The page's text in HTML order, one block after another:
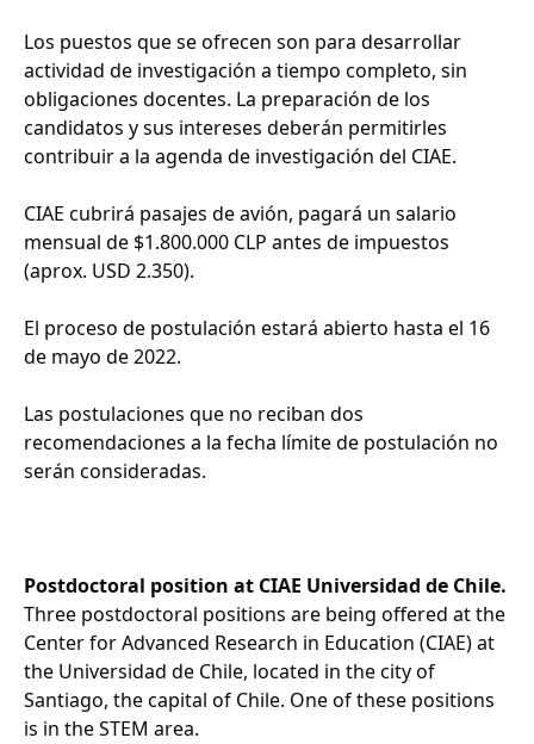
Los puestos que se ofrecen son para desarrollar
actividad de investigación a tiempo completo, sin
obligaciones docentes. La preparación de los
candidatos y sus intereses deberán permitirles
contribuir a la agenda de investigación del CIAE.
CIAE cubrirá pasajes de avión, pagará un salario
mensual de $1.800.000 CLP antes de impuestos
(aprox. USD 2.350).
El proceso de postulación estará abierto hasta el 16
de mayo de 2022.
Las postulaciones que no reciban dos
recomendaciones a la fecha límite de postulación no
serán consideradas.
Postdoctoral position at CIAE Universidad de Chile.
Three postdoctoral positions are being offered at the
Center for Advanced Research in Education (CIAE) at
the Universidad de Chile, located in the city of
Santiago, the capital of Chile. One of these positions
is in the STEM area.